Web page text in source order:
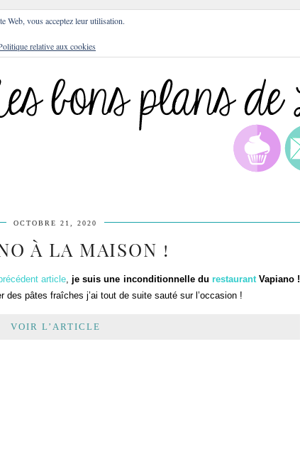
OCTOBRE 21, 2020
À LA MAISON !
article, je suis une inconditionnelle du restaurantVapiano !
des pâtes fraîches j’ai tout de suite sauté sur l’occasion !
VOIR L’ARTICLE
Web, vous acceptez leur utilisation.
relative aux cookies